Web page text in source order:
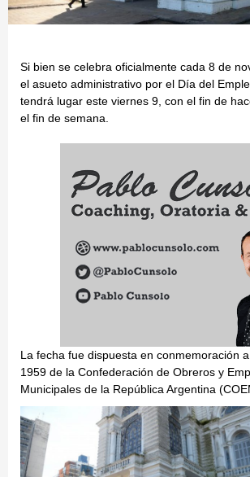
Si bien se celebra oficialmente cada 8 de
el asueto administrativo por el Día del
tendrá lugar este viernes 9, con el fin de
el fin de semana.
La fecha fue dispuesta en conmemoración
1959 de la Confederación de Obreros y
Municipales de la República Argentina